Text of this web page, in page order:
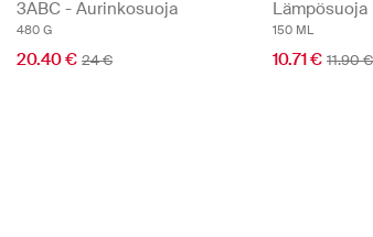
3ABC - Aurinkosuoja
480 G
20.40 € 24 €
Lämpösuoja
150 ML
10.71 € 11.90 €